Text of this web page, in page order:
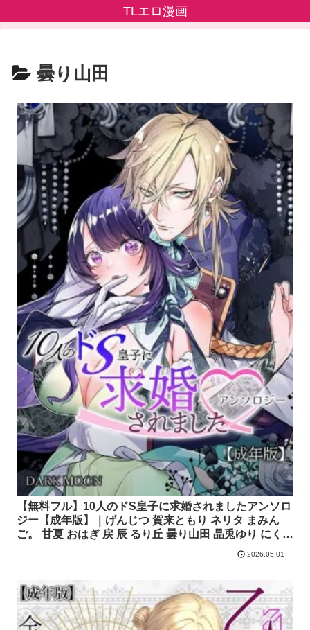
TLエロ漫画
曇り山田
【無料フル】10人のドS皇子に求婚されましたアンソロ
ジー【成年版】｜げんじつ 賀来ともり ネリタ まみん
ご。 甘夏 おはぎ 戻 辰 るり丘 曇り山田 晶兎ゆり にくあ
つポンチョ いしもち りつ｜クロスフォリオ出版
2026.05.01